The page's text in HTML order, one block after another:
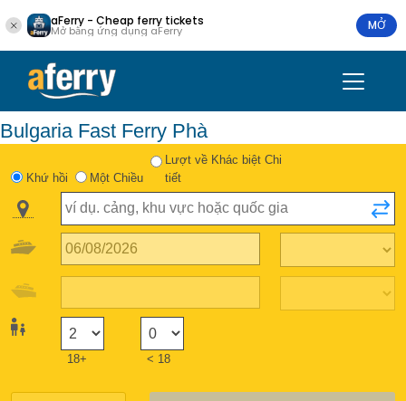
aFerry - Cheap ferry tickets
Mở bằng ứng dụng aFerry MỞ
Bulgaria Fast Ferry Phà
Khứ hồi Một Chiều
Lượt về Khác biệt Chi
tiết
18+ < 18